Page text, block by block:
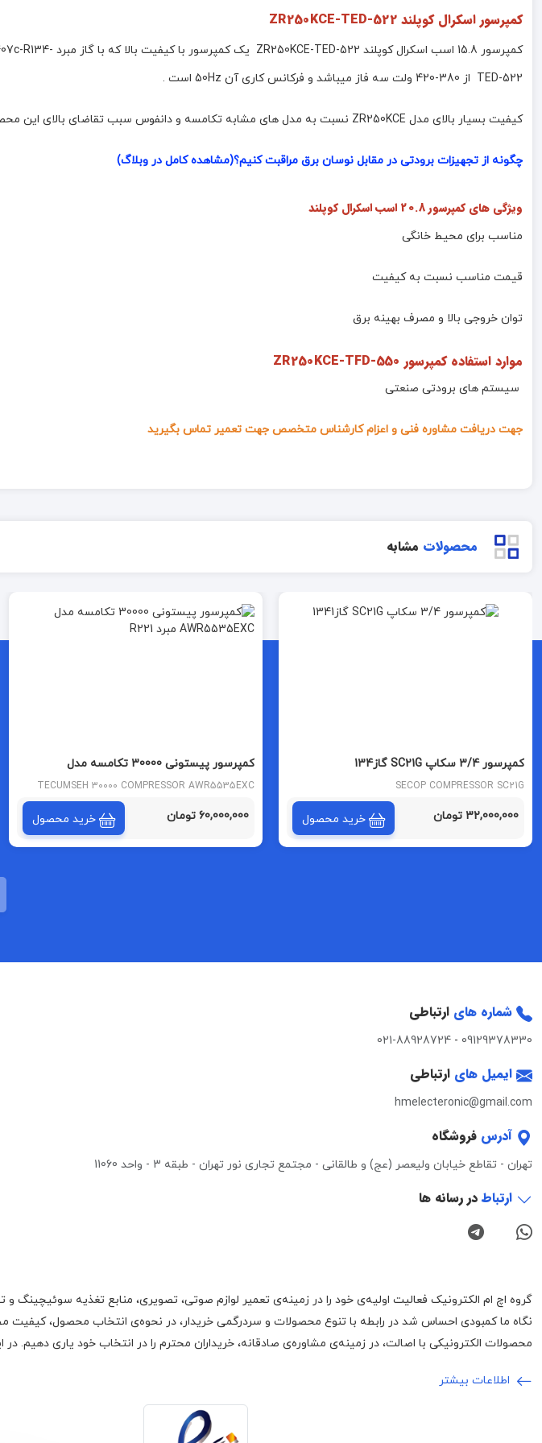
کمپرسور اسکرال کوپلند ZR250KCE-TED-522
TED-522 از 380-420 ولت سه فاز میباشد و فرکانس کاری آن 50Hz است .
کیفیت بسیار بالای مدل ZR250KCE نسبت به مدل های مشابه تکامسه و دانفوس سبب تقاضای بالای این محصول است .
چگونه از تجهیزات برودتی در مقابل نوسان برق مراقبت کنیم؟(مشاهده کامل در وبلاگ)
ویژگی های کمپرسور 20.8 اسب اسکرال کوپلند
مناسب برای محیط خانگی
قیمت مناسب نسبت به کیفیت
توان خروجی بالا و مصرف بهینه برق
موارد استفاده کمپرسور ZR250KCE-TFD-550
سیستم های برودتی صنعتی
جهت دریافت مشاوره فنی و اعزام کارشناس متخصص جهت تعمیر تماس بگیرید
محصولات مشابه
کمپرسور 3/4 سکاپ SC21G گاز134
SECOP COMPRESSOR SC21G
32,000,000 تومان خرید محصول
کمپرسور پیستونی 30000 تکامسه مدل
AWR5535EXC مبرد R22
TECUMSEH 30000 COMPRESSOR AWR5535EXC
60,000,000 تومان خرید محصول
شماره های ارتباطی
09129378330
-
021-88928724
ایمیل های ارتباطی
hmelecteronic@gmail.com
آدرس فروشگاه
تهران - تقاطع خیابان ولیعصر (عج) و طالقانی - مجتمع تجاری نور تهران - طبقه 3 - واحد 11060
ارتباطدر رسانه ها
نگاه ما کمبودی احساس شد در رابطه با تنوع محصولات و سردرگمی خریدار، در نحوه‌ی انتخاب محصول، کیفیت
محصولات الکترونیکی با اصالت، در زمینه‌ی مشاوره‌ی صادقانه، خریداران محترم را در انتخاب خود یاری دهیم.
اطلاعات بیشتر